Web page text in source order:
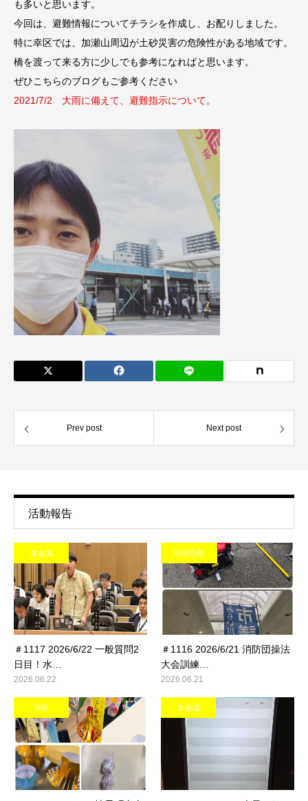
も多いと思います。
今回は、避難情報についてチラシを作成し、お配りしました。
特に幸区では、加瀬山周辺が土砂災害の危険性がある地域です。
橋を渡って来る方に少しでも参考になればと思います。
ぜひこちらのブログもご参考ください
2021/7/2 大雨に備えて、避難指示について。
Prev post Next post
活動報告
本会議
＃1117 2026/6/22 一般質問2
日目！水…
2026.06.22
街頭活動
＃1116 2026/6/21 消防団操法
大会訓練…
2026.06.21
幸区 本会議